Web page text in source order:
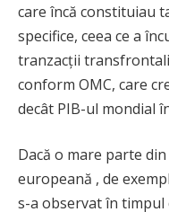
care încă constituiau
specifice, ceea ce a
tranzacții
conform OMC, care
decât PIB-ul mondial
Dacă o mare parte
europeană , de
s-a observat în timpul